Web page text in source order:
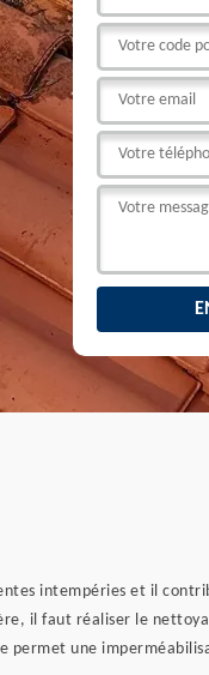
intempéries et il
il faut réaliser le
permet une